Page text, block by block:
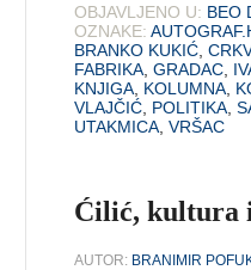
OBJAVLJENO U: BEO
OZNAKE:
BRANKO KUKIĆ ,
FABRIKA ,GRADAC
KNJIGA KOLUMNA
VLAJČIĆ POLITIKA ,
UTAKMICA ,VRŠAC
Ćilić, kultura
AUTOR: BRANIMIR